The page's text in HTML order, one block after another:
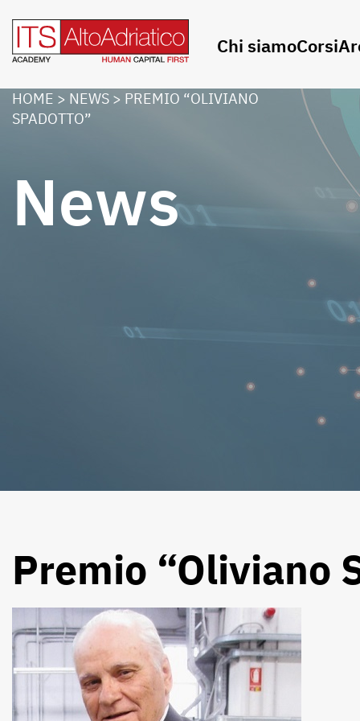
Chi siamoCorsi
HOME > NEWS > PREMIO “OLIVIANO
SPADOTTO”
News
Premio “Oliviano